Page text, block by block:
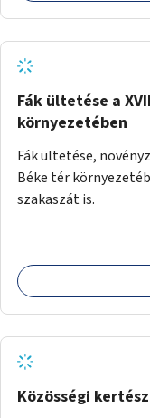
Fák ültetése a
környezetében
Fák ültetése,
Béke tér
szakaszát is.
Közösségi